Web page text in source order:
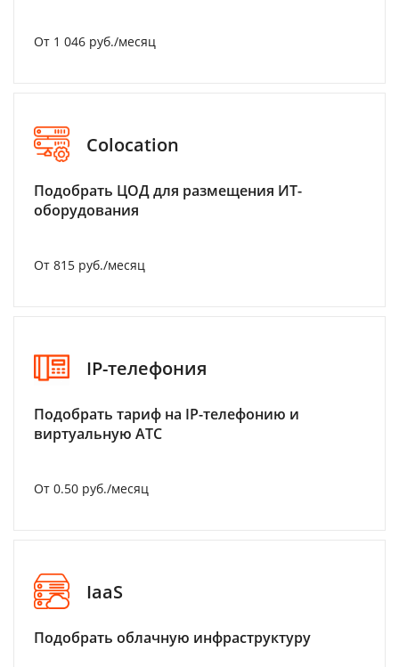
От 1 046 руб./месяц
Colocation
Подобрать ЦОД для размещения ИТ-
оборудования
От 815 руб./месяц
IP-телефония
Подобрать тариф на IP-телефонию и
виртуальную АТС
От 0.50 руб./месяц
IaaS
Подобрать облачную инфраструктуру